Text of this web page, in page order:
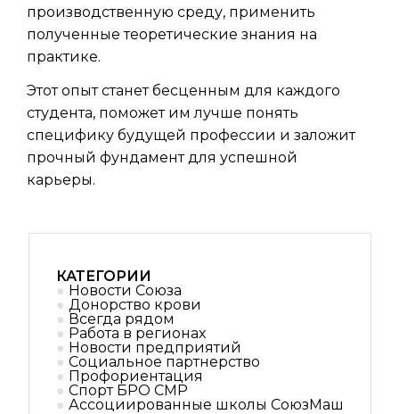
производственную среду, применить
полученные теоретические знания на
практике.
Этот опыт станет бесценным для каждого
студента, поможет им лучше понять
специфику будущей профессии и заложит
прочный фундамент для успешной
карьеры.
КАТЕГОРИИ
Новости Союза
Донорство крови
Всегда рядом
Работа в регионах
Новости предприятий
Социальное партнерствo
Профориентация
Спорт БРО СМР
Ассоциированные школы СоюзМаш